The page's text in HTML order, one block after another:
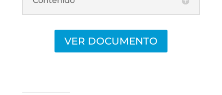
VER DOCUMENTO